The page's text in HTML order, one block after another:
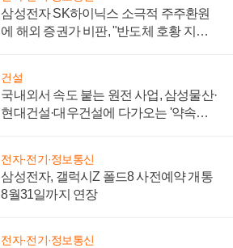
삼성전자 SK하이닉스 소극적 주주환원
에 해외 증권가 비판, "반도체 호황 지속
건설
국내외서 속도 붙는 원전 사업, 삼성물산·
현대건설·대우건설에 다가오는 '약속의
전자·전기·정보통신
삼성전자, 갤럭시Z 폴드8 사전예약 개통
8월31일까지 연장
전자·전기·정보통신